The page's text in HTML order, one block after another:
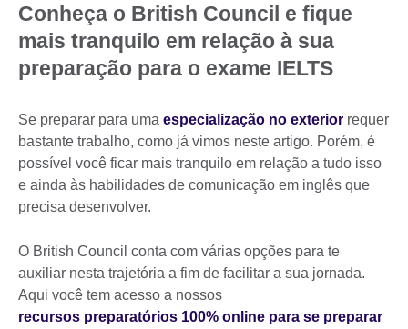
Conheça o British Council e fique
mais tranquilo em relação à sua
preparação para o exame IELTS
Se preparar para uma especialização no exterior requer
bastante trabalho, como já vimos neste artigo. Porém, é
possível você ficar mais tranquilo em relação a tudo isso
e ainda às habilidades de comunicação em inglês que
precisa desenvolver.
O British Council conta com várias opções para te
auxiliar nesta trajetória a fim de facilitar a sua jornada.
Aqui você tem acesso a nossos
recursos preparatórios 100% online para se preparar